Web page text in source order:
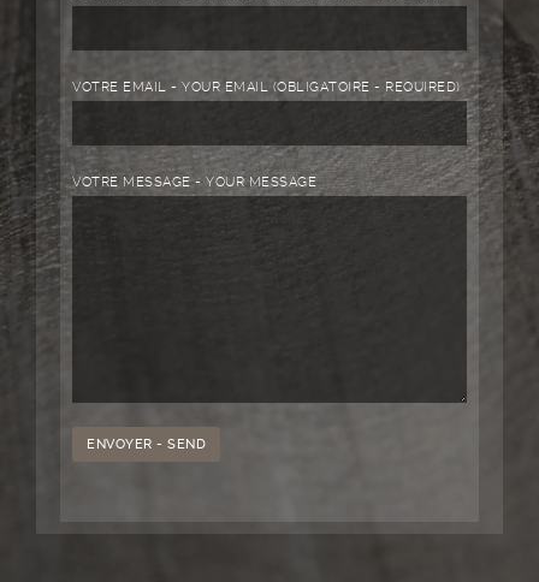
VOTRE EMAIL - YOUR EMAIL (OBLIGATOIRE - REQUIRED)
VOTRE MESSAGE - YOUR MESSAGE